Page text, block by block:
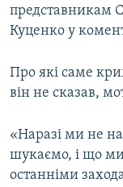
представникам
Куценко у
Про які саме
він не сказав,
«Наразі ми не
шукаємо, і що
останніми